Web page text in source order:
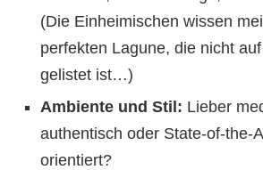
(Die Einheimischen wissen
perfekten Lagune, die nicht
gelistet ist…)
Ambiente und Stil: Lieber
authentisch oder State-of-the-
orientiert?